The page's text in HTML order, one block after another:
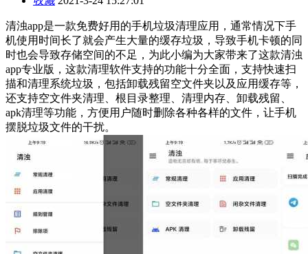
清浊app是一款免费好用的手机垃圾清理应用，通常情况下手
机使用时间长了就会产生大量的缓存垃圾，导致手机卡顿的同
时也会导致存储空间的不足，为此小编为大家带来了这款清浊
app专业版，这款清理软件支持的功能十分全面，支持快速扫
描和清理系统垃圾，包括卸载残留空文件夹以及应用缓存等，
还支持空文件夹清理、根目录整理、清理内存、卸载残留、
apk清理等功能，方便用户随时删除各种各样的文件，让手机
摆脱垃圾文件的干扰。